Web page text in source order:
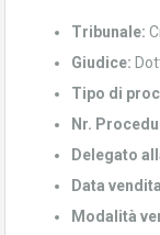
Tribunale:
Giudice:
Tipo di
Nr.
Delegato
Data
Modalità